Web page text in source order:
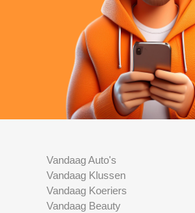
Vandaag Auto's
Vandaag Klussen
Vandaag Koeriers
Vandaag Beauty